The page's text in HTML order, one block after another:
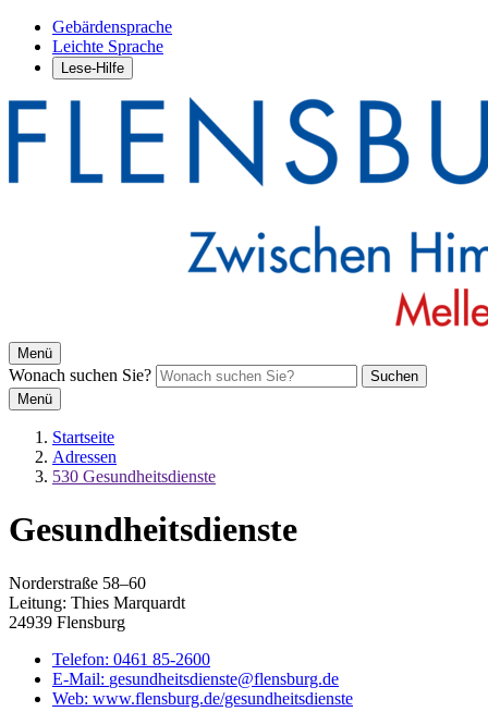
Gebärdensprache
Leichte Sprache
Lese-Hilfe
Menü
Wonach suchen Sie?
Suchen
Menü
Startseite
Adressen
530 Gesundheitsdienste
Gesundheitsdienste
Norderstraße 58–60
Leitung: Thies Marquardt
24939 Flensburg
Telefon: 0461 85-2600
E-Mail: gesundheitsdienste@flensburg.de
Web: www.flensburg.de/gesundheitsdienste